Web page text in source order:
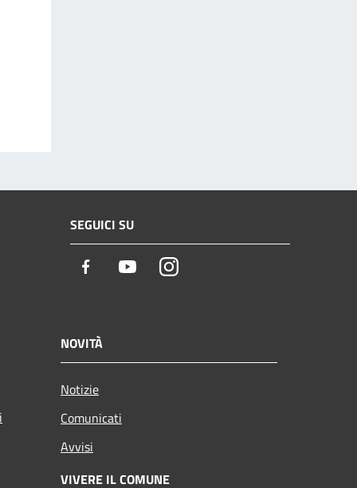
SEGUICI SU
Facebook YoutubeInstagram
NOVITÀ
Notizie
Comunicati
Avvisi
VIVERE IL COMUNE